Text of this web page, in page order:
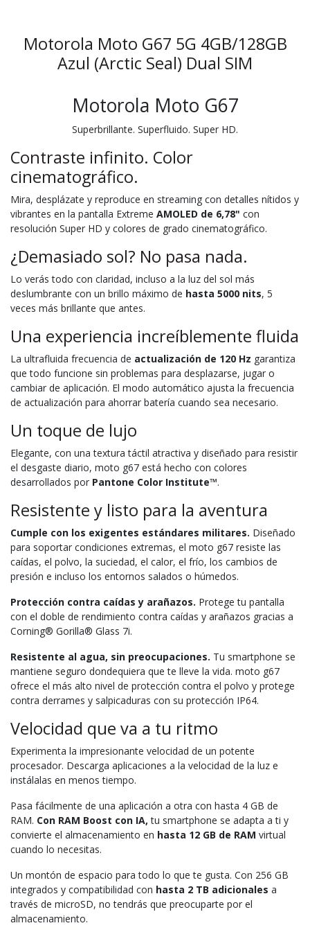
Motorola Moto G67 5G 4GB/128GB
Azul (Arctic Seal) Dual SIM
Motorola Moto G67
Superbrillante. Superfluido. Super HD.
Contraste infinito. Color
cinematográfico.
Mira, desplázate y reproduce en streaming con detalles nítidos y
vibrantes en la pantalla Extreme AMOLED de 6,78" con
resolución Super HD y colores de grado cinematográfico.
¿Demasiado sol? No pasa nada.
Lo verás todo con claridad, incluso a la luz del sol más
deslumbrante con un brillo máximo de hasta 5000 nits, 5
veces más brillante que antes.
Una experiencia increíblemente fluida
La ultrafluida frecuencia de actualización de 120 Hz garantiza
que todo funcione sin problemas para desplazarse, jugar o
cambiar de aplicación. El modo automático ajusta la frecuencia
de actualización para ahorrar batería cuando sea necesario.
Un toque de lujo
Elegante, con una textura táctil atractiva y diseñado para resistir
el desgaste diario, moto g67 está hecho con colores
desarrollados por Pantone Color Institute™.
Resistente y listo para la aventura
Cumple con los exigentes estándares militares. Diseñado
para soportar condiciones extremas, el moto g67 resiste las
caídas, el polvo, la suciedad, el calor, el frío, los cambios de
presión e incluso los entornos salados o húmedos.
Protección contra caídas y arañazos. Protege tu pantalla
con el doble de rendimiento contra caídas y arañazos gracias a
Corning® Gorilla® Glass 7i.
Resistente al agua, sin preocupaciones. Tu smartphone se
mantiene seguro dondequiera que te lleve la vida. moto g67
ofrece el más alto nivel de protección contra el polvo y protege
contra derrames y salpicaduras con su protección IP64.
Velocidad que va a tu ritmo
Experimenta la impresionante velocidad de un potente
procesador. Descarga aplicaciones a la velocidad de la luz e
instálalas en menos tiempo.
Pasa fácilmente de una aplicación a otra con hasta 4 GB de
RAM. Con RAM Boost con IA, tu smartphone se adapta a ti y
convierte el almacenamiento en hasta 12 GB de RAM virtual
cuando lo necesitas.
Un montón de espacio para todo lo que te gusta. Con 256 GB
integrados y compatibilidad con hasta 2 TB adicionales a
través de microSD, no tendrás que preocuparte por el
almacenamiento.